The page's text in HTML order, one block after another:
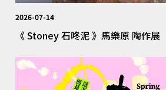
2026-07-14
《 Stoney 石咚泥 》馬樂原 陶作展